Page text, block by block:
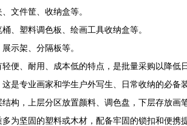
文件筐、收纳盒等。
桶、塑料调色板、绘画工具收纳盒等。
展示架、分隔板等。
轻便、耐用、成本低的特点，是批量采购以降低
这是专业画家和学生户外写生、日常收纳的必备装
结构，上层分区放置颜料、调色盘，下层存放画
多为坚固的塑料或木材，配备牢固的锁扣和便携